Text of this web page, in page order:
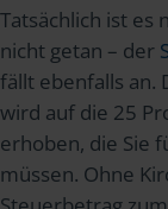
Tatsächlich ist es
nicht getan – der
fällt ebenfalls an.
wird auf die 25
erhoben, die Sie
müssen. Ohne